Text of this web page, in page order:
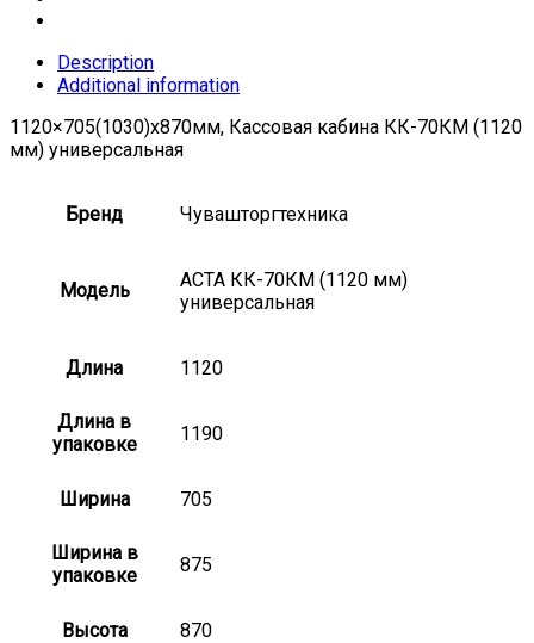
Description
Additional information
1120×705(1030)x870мм, Кассовая кабина КК-70КМ (1120
мм) универсальная
Бренд Чувашторгтехника
Модель
АСТА КК-70КМ (1120 мм)
универсальная
Длина 1120
Длина в
упаковке
1190
Ширина 705
Ширина в
упаковке
875
Высота 870